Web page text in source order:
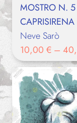
MOSTRO N.
CAPRISIRENA
Neve Sarò
10,00 € –